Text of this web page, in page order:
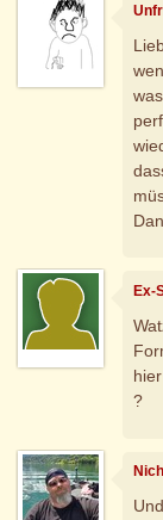
Ex-
?